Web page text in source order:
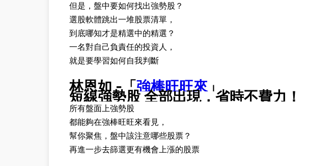
但是，盤中要如何找出強勢股？
選股軟體跳出一堆股票清單，
到底哪知才是精選中的精選？
一名對自己負責任的投資人，
就是要學習如何自我判斷
林恩如 -「強棒旺旺來」
短線強勢股 全部出現，省時不費力！
所有盤面上強勢股
都能夠在強棒旺旺來看見，
幫你聚焦，盤中該注意哪些股票？
再進一步去篩選更有機會上漲的股票